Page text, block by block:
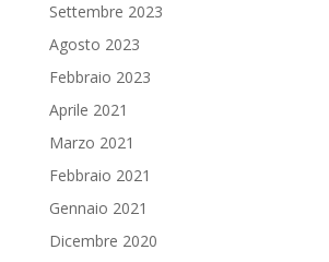
Settembre 2023
Agosto 2023
Febbraio 2023
Aprile 2021
Marzo 2021
Febbraio 2021
Gennaio 2021
Dicembre 2020